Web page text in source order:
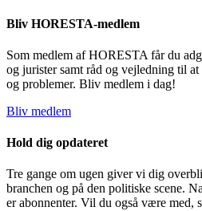
Bliv HORESTA-medlem
Som medlem af HORESTA får du
og jurister samt råd og vejledning til
og problemer. Bliv medlem i dag!
Bliv medlem
Hold dig opdateret
Tre gange om ugen giver vi dig
branchen og på den politiske scene.
er abonnenter. Vil du også være med,